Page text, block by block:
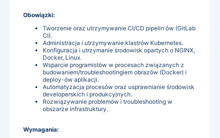
Obowiązki:
Tworzenie oraz utrzymywanie CI/CD pipelinʼów (GitLab
CI).
Administracja i utrzymywanie klastrów Kubernetes.
Konfiguracja i utrzymanie środowisk opartych o NGINX,
Docker, Linux.
Wsparcie programistów w procesach związanych z
budowaniem/troubleshootingiem obrazów (Docker) i
deploy-ów aplikacji.
Automatyzacja procesów oraz usprawnianie środowisk
developerskich i produkcyjnych.
Rozwiązywanie problemów i troubleshooting w
obszarze infrastruktury.
Wymagania: